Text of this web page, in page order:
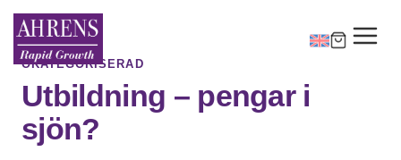
OKATEGORISERAD
Utbildning – pengar i
sjön?